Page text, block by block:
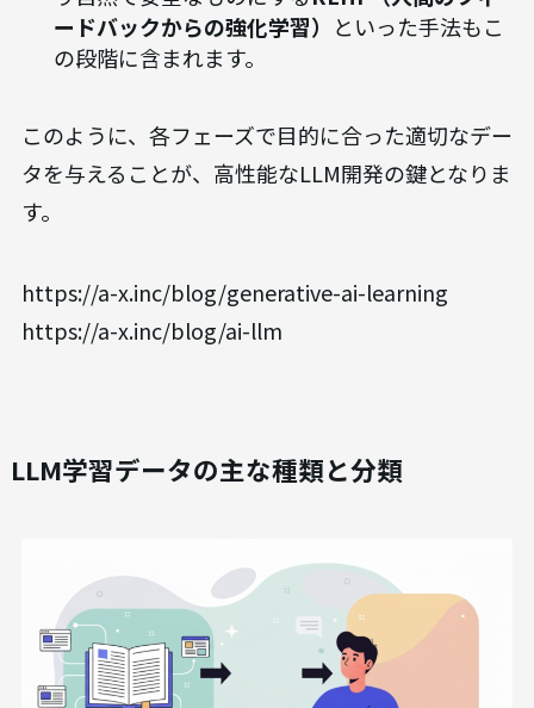
ードバックからの強化学習） といった手法もこ
の段階に含まれます。
このように、各フェーズで目的に合った適切なデー
タを与えることが、高性能なLLM開発の鍵となりま
す。
https://a-x.inc/blog/generative-ai-learning
https://a-x.inc/blog/ai-llm
LLM学習データの主な種類と分類